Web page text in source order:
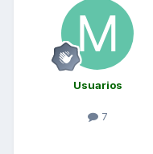
Usuarios
7